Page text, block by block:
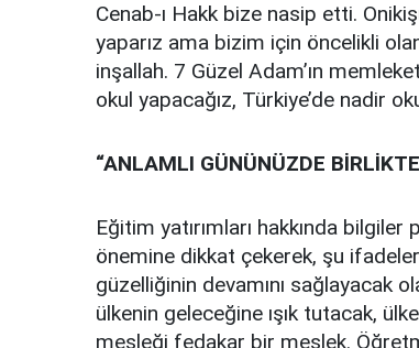
Cenab-ı Hakk bize nasip etti.
yaparız ama bizim için öncelikli
inşallah. 7 Güzel Adam’ın
okul yapacağız, Türkiye’de nadir
“ANLAMLI GÜNÜNÜZDE
Eğitim yatırımları hakkında
önemine dikkat çekerek, şu
güzelliğinin devamını sağlayacak
ülkenin geleceğine ışık tutacak,
mesleği fedakar bir meslek.